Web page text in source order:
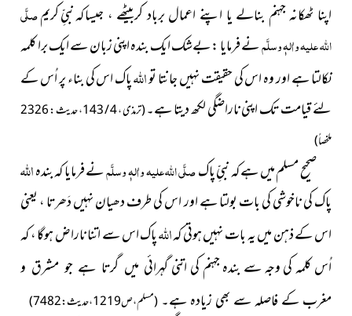
اپنا ٹھکانہ جہنم بنالے یا اپنے اعمال برباد کربیٹھے ، جیسا کہ نبیِّ کریمصلَّی
اللہ علیہ واٰلہٖ وسلَّمنے فرمایا : بےشک ایک بندہ اپنی زبان سے ایک برا کلمہ
نکالتا ہے اور وہ اس کی حقیقت نہیں جانتا تواللہپاک اس کی بناء پر اُس کے
لئے قیامت تک اپنی ناراضگی لکھ دیتا ہے۔
(ترمذی ، 4 / 143 ، حدیث : 2326
ملخصاً)
صحیح مسلم میں ہے کہ نبیِّ پاکصلَّی اللہ علیہ واٰلہٖ وسلَّمنے فرمایا کہ بندہاللہ
پاک کی ناخوشی کی بات بولتا ہے اور اس کی طرف دھیان نہیں دَھرتا ، یعنی
اس کے ذہن میں یہ بات نہیں ہوتی کہاللہپاک اس سے اتنا ناراض ہوگا ، کہ
اُس کلمہ کی وجہ سے بندہ جہنم کی اتنیگہرائی میں گرتا ہے جو مشرق و
مغرب کے فاصلہ سے بھی زیادہ ہے۔(مسلم ، ص1219 ، حدیث : 7482)